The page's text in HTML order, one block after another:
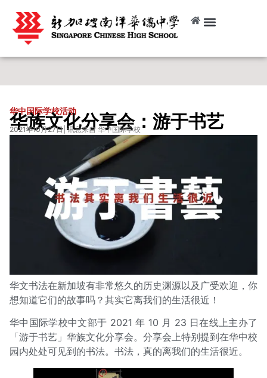
华中国际学校活动
华族文化分享会：游于书艺
2021年10月27日 | 讯息来自 华中国际学校
华文书法在新加坡有非常悠久的历史渊源以及广受欢迎，你
想知道它们的故事吗？其实它离我们的生活很近！
华中国际学校中文部于 2021 年 10 月 23 日在线上主办了
「游于书艺」华族文化分享会。分享会上特别提到在华中校
园内处处可见到的书法。书法，真的离我们的生活很近。